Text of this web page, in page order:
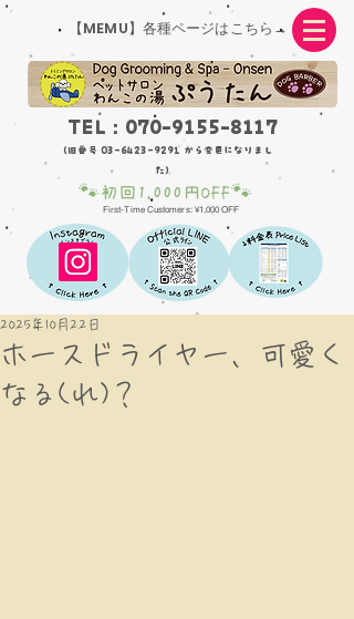
【MEMU】各種ページはこちら→
TEL : 070-9155-8117
（旧番号 03-6423-9291から変更になりまし
た）
🐾初回1,000円OFF🐾
First-Time Customers: ¥1,000 OFF
ホースドライヤー、可愛く
なる(れ)？
2025年10月22日